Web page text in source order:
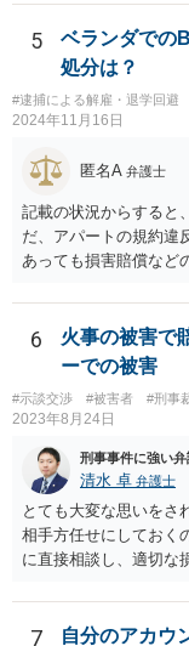
5
ベランダでの
処分は？
#逮捕による解雇・退学回避
2024年11月16日
匿名A 弁護士
記載の状況からすると
だ、アパートの規約違
あっても損害賠償など
6
火事の被害で
ーでの被害
#示談交渉 #被害者 #刑事
2023年8月24日
刑事事件に強い弁
清水 卓 弁護士
とても大変な思いをさ
相手方任せにしておく
に直接相談し、適切な
きる損害項目、立証の
受け、今のうちから
7
自分のアカウ